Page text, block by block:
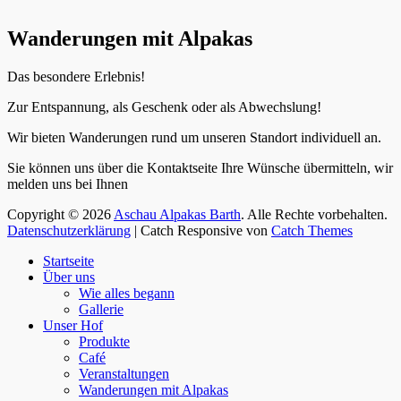
Wanderungen mit Alpakas
Das besondere Erlebnis!
Zur Entspannung, als Geschenk oder als Abwechslung!
Wir bieten Wanderungen rund um unseren Standort individuell an.
Sie können uns über die Kontaktseite Ihre Wünsche übermitteln, wir
melden uns bei Ihnen
Copyright © 2026 Aschau Alpakas Barth. Alle Rechte vorbehalten.
Datenschutzerklärung | Catch Responsive von Catch Themes
oben
scrollen
Startseite
Über uns
Wie alles begann
Gallerie
Unser Hof
Produkte
Café
Veranstaltungen
Wanderungen mit Alpakas